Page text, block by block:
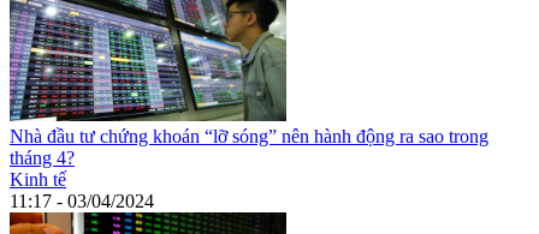
Nhà đầu tư chứng khoán “lỡ sóng” nên hành động ra sao trong
tháng 4?
Kinh tế
11:17 - 03/04/2024